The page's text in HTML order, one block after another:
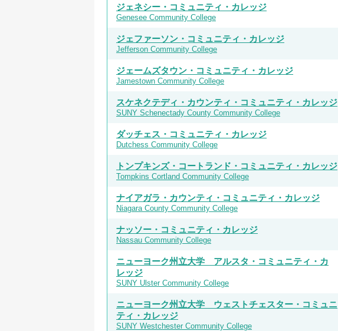
ジェネシー・コミュニティ・カレッジ
Genesee Community College
ジェファーソン・コミュニティ・カレッジ
Jefferson Community College
ジェームズタウン・コミュニティ・カレッジ
Jamestown Community College
スケネクテディ・カウンティ・コミュニティ・カレッジ
SUNY Schenectady County Community College
ダッチェス・コミュニティ・カレッジ
Dutchess Community College
トンプキンズ・コートランド・コミュニティ・カレッジ
Tompkins Cortland Community College
ナイアガラ・カウンティ・コミュニティ・カレッジ
Niagara County Community College
ナッソー・コミュニティ・カレッジ
Nassau Community College
ニューヨーク州立大学 アルスタ・コミュニティ・カ
レッジ
SUNY Ulster Community College
ニューヨーク州立大学 ウェストチェスター・コミュニ
ティ・カレッジ
SUNY Westchester Community College